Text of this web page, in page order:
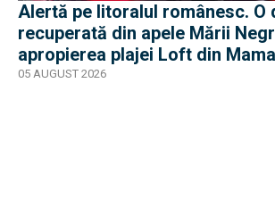
Alertă pe litoralul românesc. O
recuperată din apele Mării
apropierea plajei Loft din
05 AUGUST 2026